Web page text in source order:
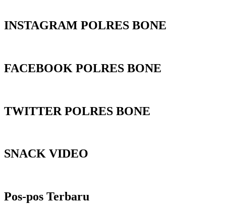
INSTAGRAM POLRES BONE
FACEBOOK POLRES BONE
TWITTER POLRES BONE
SNACK VIDEO
Pos-pos Terbaru